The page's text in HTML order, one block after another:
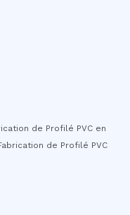
de Profilé PVC en
de Profilé PVC